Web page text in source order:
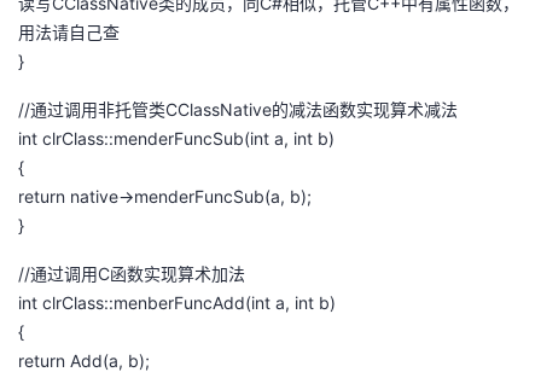
用法请自己查
}
//通过调用非托管类CClassNative的减法函数实现算术减法
int clrClass::menderFuncSub(int a, int b)
{
return native->menderFuncSub(a, b);
}
//通过调用C函数实现算术加法
int clrClass::menberFuncAdd(int a, int b)
{
return Add(a, b);